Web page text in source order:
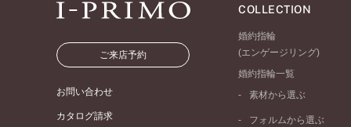
ご来店予約
お問い合わせ
カタログ請求
COLLECTION
婚約指輪
(エンゲージリング)
婚約指輪一覧
素材から選ぶ
プラチナ
フォルムから選ぶ